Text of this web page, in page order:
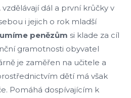
dál a první krůčky v
i jejich o rok mladší
penězům si klade za cíl
gramotnosti obyvatel
je zaměřen na učitele a
dětí má však
Pomáhá dospívajícím k